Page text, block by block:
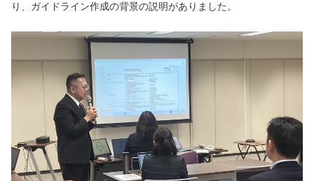
り、ガイドライン作成の背景の説明がありました。